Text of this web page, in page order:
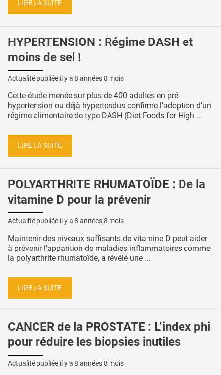
LIRE LA SUITE
HYPERTENSION : Régime DASH et
moins de sel !
Actualité publiée il y a 8 années 8 mois
Cette étude menée sur plus de 400 adultes en pré-
hypertension ou déjà hypertendus confirme l’adoption d’un
régime alimentaire de type DASH (Diet Foods for High ...
LIRE LA SUITE
POLYARTHRITE RHUMATOÏDE : De la
vitamine D pour la prévenir
Actualité publiée il y a 8 années 8 mois
Maintenir des niveaux suffisants de vitamine D peut aider
à prévenir l'apparition de maladies inflammatoires comme
la polyarthrite rhumatoïde, a révélé une ...
LIRE LA SUITE
CANCER de la PROSTATE : L’index phi
pour réduire les biopsies inutiles
Actualité publiée il y a 8 années 8 mois